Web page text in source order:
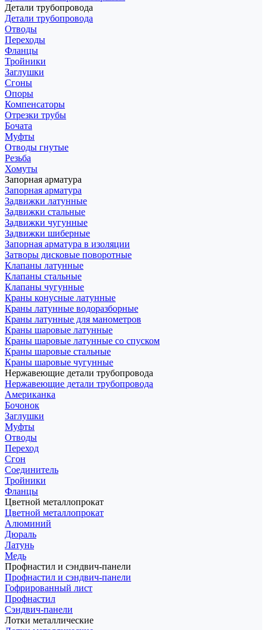
Детали трубопровода
Детали трубопровода
Отводы
Переходы
Фланцы
Тройники
Заглушки
Сгоны
Опоры
Компенсаторы
Отрезки трубы
Бочата
Муфты
Отводы гнутые
Резьба
Хомуты
Запорная арматура
Запорная арматура
Задвижки латунные
Задвижки стальные
Задвижки чугунные
Задвижки шиберные
Запорная арматура в изоляции
Затворы дисковые поворотные
Клапаны латунные
Клапаны стальные
Клапаны чугунные
Краны конусные латунные
Краны латунные водоразборные
Краны латунные для манометров
Краны шаровые латунные
Краны шаровые латунные со спуском
Краны шаровые стальные
Краны шаровые чугунные
Нержавеющие детали трубопровода
Нержавеющие детали трубопровода
Американка
Бочонок
Заглушки
Муфты
Отводы
Переход
Сгон
Соединитель
Тройники
Фланцы
Цветной металлопрокат
Цветной металлопрокат
Алюминий
Дюраль
Латунь
Медь
Профнастил и сэндвич-панели
Профнастил и сэндвич-панели
Гофрированный лист
Профнастил
Сэндвич-панели
Лотки металлические